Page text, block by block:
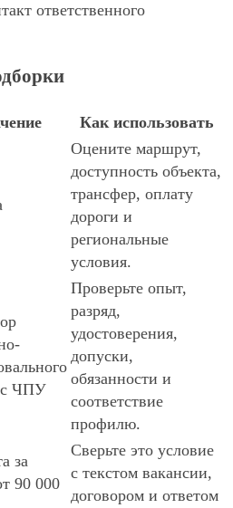
ответственного
Как использовать
Оцените маршрут,
доступность объекта,
трансфер, оплату
дороги и
региональные
условия.
с ЧПУ
Проверьте опыт,
разряд,
удостоверения,
допуски,
обязанности и
соответствие
профилю.
за
90 000
Сверьте это условие
с текстом вакансии,
договором и ответом